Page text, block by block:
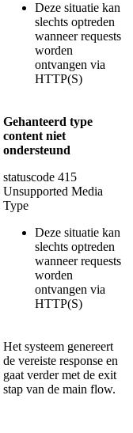
Deze situatie kan
slechts optreden
wanneer requests
worden
ontvangen via
HTTP(S)
Gehanteerd type
content niet
ondersteund
statuscode 415
Unsupported Media
Type
Deze situatie kan
slechts optreden
wanneer requests
worden
ontvangen via
HTTP(S)
Het systeem genereert
de vereiste response en
gaat verder met de exit
stap van de main flow.